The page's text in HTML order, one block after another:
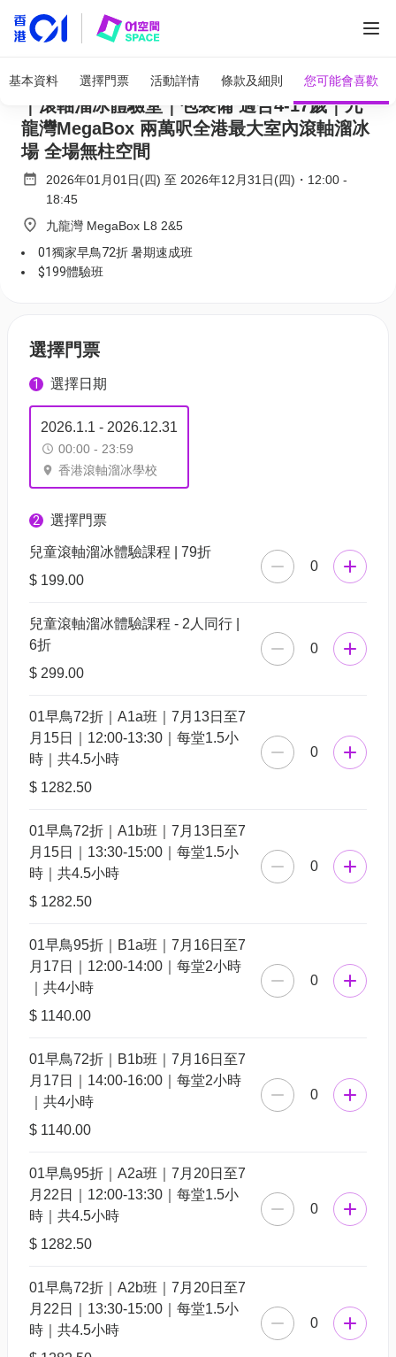
基本資料 選擇門票 活動詳情 條款及細則 您可能會喜歡
香港滾軸溜冰學校｜獨家72折起 暑期速成班
｜滾軸溜冰體驗堂｜包裝備 適合4-17歲｜九
龍灣MegaBox 兩萬呎全港最大室內滾軸溜冰
場 全場無柱空間
2026年01月01日(四) 至 2026年12月31日(四) ・ 12:00 -
18:45
九龍灣 MegaBox L8 2&5
01獨家早鳥72折 暑期速成班
$199體驗班
選擇門票
1 選擇日期
2026.1.1 - 2026.12.31
00:00 - 23:59
香港滾軸溜冰學校
2 選擇門票
兒童滾軸溜冰體驗課程 | 79折
$ 199.00
0
兒童滾軸溜冰體驗課程 - 2人同行 |
6折
$ 299.00
0
01早鳥72折｜A1a班｜7月13日至7
月15日｜12:00-13:30｜每堂1.5小
時｜共4.5小時
$ 1282.50
0
01早鳥72折｜A1b班｜7月13日至7
月15日｜13:30-15:00｜每堂1.5小
時｜共4.5小時
$ 1282.50
0
01早鳥95折｜B1a班｜7月16日至7
月17日｜12:00-14:00｜每堂2小時
｜共4小時
$ 1140.00
0
01早鳥72折｜B1b班｜7月16日至7
月17日｜14:00-16:00｜每堂2小時
｜共4小時
$ 1140.00
0
01早鳥95折｜A2a班｜7月20日至7
月22日｜12:00-13:30｜每堂1.5小
時｜共4.5小時
$ 1282.50
0
01早鳥72折｜A2b班｜7月20日至7
月22日｜13:30-15:00｜每堂1.5小
時｜共4.5小時
0